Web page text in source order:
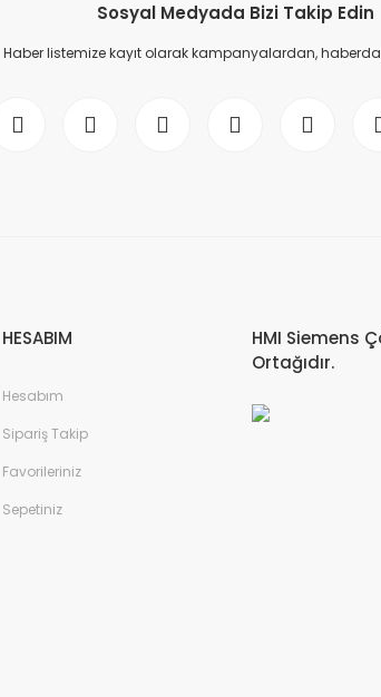
Sosyal Medyada Bizi Takip Edin
Haber listemize kayıt olarak kampanyalardan,
HESABIM
Hesabım
Sipariş Takip
Favorileriniz
Sepetiniz
HMI Siemens
Ortağıdır.